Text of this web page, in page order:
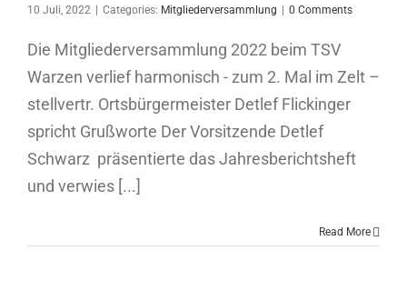
10 Juli, 2022 Categories: Mitgliederversammlung 0 Comments
Die Mitgliederversammlung 2022 beim TSV
Warzen verlief harmonisch - zum 2. Mal im Zelt –
stellvertr. Ortsbürgermeister Detlef Flickinger
spricht Grußworte Der Vorsitzende Detlef
Schwarz präsentierte das Jahresberichtsheft
und verwies [...]
Read More